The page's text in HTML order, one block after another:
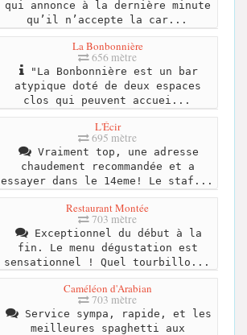
qui annonce à la dernière minute
qu’il n’accepte la car...
La Bonbonnière
656 mètre
"La Bonbonnière est un bar
atypique doté de deux espaces
clos qui peuvent accuei...
L'Écir
695 mètre
Vraiment top, une adresse
chaudement recommandée et a
essayer dans le 14eme! Le staf...
Restaurant Montée
703 mètre
Exceptionnel du début à la
fin. Le menu dégustation est
sensationnel ! Quel tourbillo...
Caméléon d'Arabian
703 mètre
Service sympa, rapide, et les
meilleures spaghetti aux